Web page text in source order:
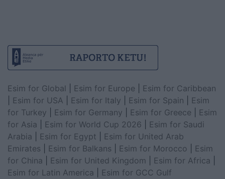
Esim for Global Esim for Europe
Esim for Caribbean
Esim for USA Esim for Italy Esim for Spain
Esim
for Turkey
Esim for Germany Esim for Greece
Esim
for Asia
Esim for World Cup 2026
Esim for Saudi
Arabia
Esim for Egypt
Esim for United Arab
Emirates
Esim for Balkans Esim for Morocco
Esim
for China
Esim for United Kingdom Esim for Africa
Esim for Latin America
Esim for GCC Gulf